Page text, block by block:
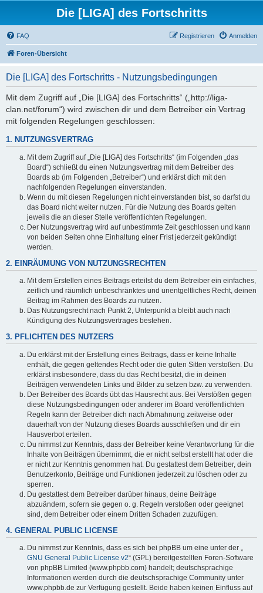
Die [LIGA] des Fortschritts
FAQ Anmelden
Registrieren
Foren-Übersicht
Die [LIGA] des Fortschritts - Nutzungsbedingungen
Mit dem Zugriff auf „Die [LIGA] des Fortschritts“ („http://liga-
clan.net/forum“) wird zwischen dir und dem Betreiber ein Vertrag
mit folgenden Regelungen geschlossen:
1. NUTZUNGSVERTRAG
Mit dem Zugriff auf „Die [LIGA] des Fortschritts“ (im Folgenden „das
Board“) schließt du einen Nutzungsvertrag mit dem Betreiber des
Boards ab (im Folgenden „Betreiber“) und erklärst dich mit den
nachfolgenden Regelungen einverstanden.
Wenn du mit diesen Regelungen nicht einverstanden bist, so darfst du
das Board nicht weiter nutzen. Für die Nutzung des Boards gelten
jeweils die an dieser Stelle veröffentlichten Regelungen.
Der Nutzungsvertrag wird auf unbestimmte Zeit geschlossen und kann
von beiden Seiten ohne Einhaltung einer Frist jederzeit gekündigt
werden.
2. EINRÄUMUNG VON NUTZUNGSRECHTEN
Mit dem Erstellen eines Beitrags erteilst du dem Betreiber ein einfaches,
zeitlich und räumlich unbeschränktes und unentgeltliches Recht, deinen
Beitrag im Rahmen des Boards zu nutzen.
Das Nutzungsrecht nach Punkt 2, Unterpunkt a bleibt auch nach
Kündigung des Nutzungsvertrages bestehen.
3. PFLICHTEN DES NUTZERS
Du erklärst mit der Erstellung eines Beitrags, dass er keine Inhalte
enthält, die gegen geltendes Recht oder die guten Sitten verstoßen. Du
erklärst insbesondere, dass du das Recht besitzt, die in deinen
Beiträgen verwendeten Links und Bilder zu setzen bzw. zu verwenden.
Der Betreiber des Boards übt das Hausrecht aus. Bei Verstößen gegen
diese Nutzungsbedingungen oder anderer im Board veröffentlichten
Regeln kann der Betreiber dich nach Abmahnung zeitweise oder
dauerhaft von der Nutzung dieses Boards ausschließen und dir ein
Hausverbot erteilen.
Du nimmst zur Kenntnis, dass der Betreiber keine Verantwortung für die
Inhalte von Beiträgen übernimmt, die er nicht selbst erstellt hat oder die
er nicht zur Kenntnis genommen hat. Du gestattest dem Betreiber, dein
Benutzerkonto, Beiträge und Funktionen jederzeit zu löschen oder zu
sperren.
Du gestattest dem Betreiber darüber hinaus, deine Beiträge
abzuändern, sofern sie gegen o. g. Regeln verstoßen oder geeignet
sind, dem Betreiber oder einem Dritten Schaden zuzufügen.
4. GENERAL PUBLIC LICENSE
Du nimmst zur Kenntnis, dass es sich bei phpBB um eine unter der „
GNU General Public License v2“ (GPL) bereitgestellten Foren-Software
von phpBB Limited (www.phpbb.com) handelt; deutschsprachige
Informationen werden durch die deutschsprachige Community unter
www.phpbb.de zur Verfügung gestellt. Beide haben keinen Einfluss auf